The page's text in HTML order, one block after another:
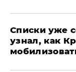
Списки уже
узнал, как